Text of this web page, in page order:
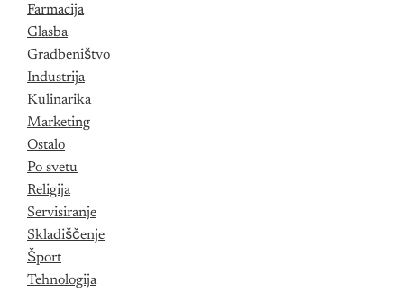
Farmacija
Glasba
Gradbeništvo
Industrija
Kulinarika
Marketing
Ostalo
Po svetu
Religija
Servisiranje
Skladiščenje
Šport
Tehnologija